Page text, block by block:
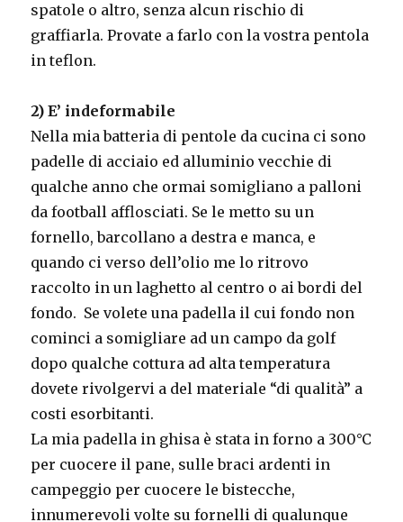
spatole o altro, senza alcun rischio di
graffiarla. Provate a farlo con la vostra pentola
in teflon.
2) E’ indeformabile
Nella mia batteria di pentole da cucina ci sono
padelle di acciaio ed alluminio vecchie di
qualche anno che ormai somigliano a palloni
da football afflosciati. Se le metto su un
fornello, barcollano a destra e manca, e
quando ci verso dell’olio me lo ritrovo
raccolto in un laghetto al centro o ai bordi del
fondo. Se volete una padella il cui fondo non
cominci a somigliare ad un campo da golf
dopo qualche cottura ad alta temperatura
dovete rivolgervi a del materiale “di qualità” a
costi esorbitanti.
La mia padella in ghisa è stata in forno a 300°C
per cuocere il pane, sulle braci ardenti in
campeggio per cuocere le bistecche,
innumerevoli volte su fornelli di qualunque